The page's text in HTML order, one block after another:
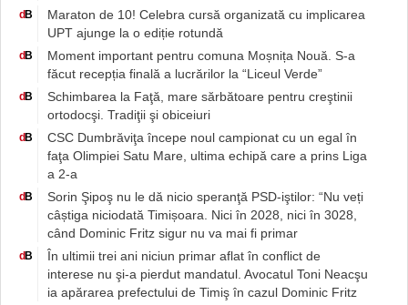
dB
Maraton de 10! Celebra cursă organizată cu implicarea
UPT ajunge la o ediție rotundă
dB
Moment important pentru comuna Moșnița Nouă. S-a
făcut recepția finală a lucrărilor la “Liceul Verde”
dB
Schimbarea la Faţă, mare sărbătoare pentru creştinii
ortodocşi. Tradiţii şi obiceiuri
dB
CSC Dumbrăviţa începe noul campionat cu un egal în
faţa Olimpiei Satu Mare, ultima echipă care a prins Liga
a 2-a
dB
Sorin Şipoş nu le dă nicio speranţă PSD-iştilor: “Nu veți
câștiga niciodată Timișoara. Nici în 2028, nici în 3028,
când Dominic Fritz sigur nu va mai fi primar
dB
În ultimii trei ani niciun primar aflat în conflict de
interese nu şi-a pierdut mandatul. Avocatul Toni Neacşu
ia apărarea prefectului de Timiş în cazul Dominic Fritz